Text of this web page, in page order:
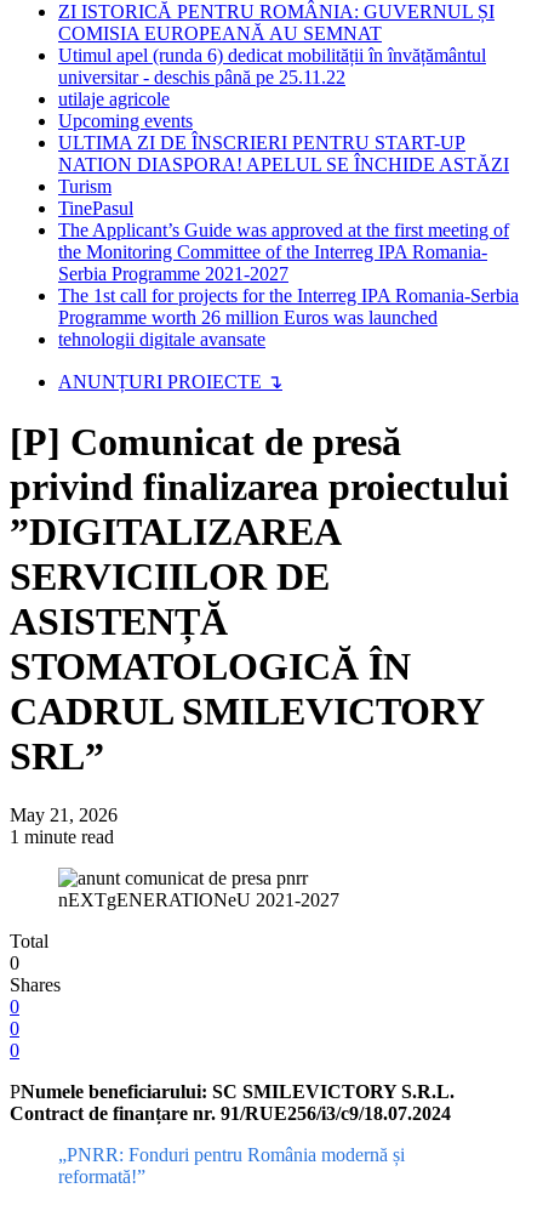
ZI ISTORICĂ PENTRU ROMÂNIA: GUVERNUL ȘI
COMISIA EUROPEANĂ AU SEMNAT
Utimul apel (runda 6) dedicat mobilității în învățământul
universitar - deschis până pe 25.11.22
utilaje agricole
Upcoming events
ULTIMA ZI DE ÎNSCRIERI PENTRU START-UP
NATION DIASPORA! APELUL SE ÎNCHIDE ASTĂZI
Turism
TinePasul
The Applicant’s Guide was approved at the first meeting of
the Monitoring Committee of the Interreg IPA Romania-
Serbia Programme 2021-2027
The 1st call for projects for the Interreg IPA Romania-Serbia
Programme worth 26 million Euros was launched
tehnologii digitale avansate
ANUNȚURI PROIECTE ↴
[P] Comunicat de presă
privind finalizarea proiectului
”DIGITALIZAREA
SERVICIILOR DE
ASISTENȚĂ
STOMATOLOGICĂ ÎN
CADRUL SMILEVICTORY
SRL”
May 21, 2026
1 minute read
Total
0
Shares
0
0
0
PNumele beneficiarului: SC SMILEVICTORY S.R.L.
Contract de finanțare nr. 91/RUE256/i3/c9/18.07.2024
„PNRR: Fonduri pentru România modernă și
reformată!”